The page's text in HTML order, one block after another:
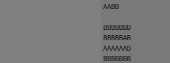
BBBBBBBB
AAA
BAA
AABB
BBBBBBB
BBBBBAB
AAAAAAB
BBBBBBB